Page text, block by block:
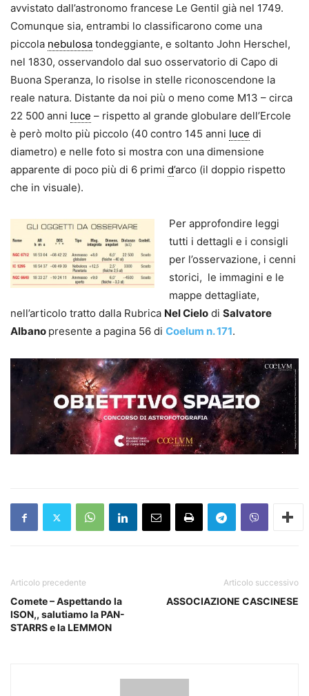
avvistato dall’astronomo francese Le Gentil già nel 1749.
Comunque sia, entrambi lo classificarono come una
piccola nebulosa tondeggiante, e soltanto John Herschel,
nel 1830, osservandolo dal suo osservatorio di Capo di
Buona Speranza, lo risolse in stelle riconoscendone la
reale natura. Distante da noi più o meno come M13 – circa
22 500 anni luce – rispetto al grande globulare dell’Ercole
è però molto più piccolo (40 contro 145 anni luce di
diametro) e nelle foto si mostra con una dimensione
apparente di poco più di 6 primi d’arco (il doppio rispetto
che in visuale).
Per approfondire leggi
tutti i dettagli e i consigli
per l’osservazione, i cenni
storici, le immagini e le
mappe dettagliate,
nell’articolo tratto dalla Rubrica Nel Cielo di Salvatore
Albano presente a pagina 56 di Coelum n. 171.
Articolo precedente
Comete – Aspettando la
ISON,, salutiamo la PAN-
STARRS e la LEMMON
Articolo successivo
ASSOCIAZIONE CASCINESE